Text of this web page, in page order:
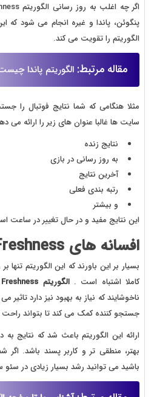
پنگوئن، پاندا و غیره انجام می شود که
الگوریتم را تقویت می کند.
مقاله مرتبط: الگوریتم پاندا
مثلا هنگامی که شما نتایج فوتبال را
سایت ها غالبا عنوان های زیر را ارائه می
نتایج زنده
به روز رسانی در بازی
آخرین نتایج
رتبه بندی فعلی
و بیشتر
این نتایج مفید و در حال تغییر در ساعت
افسانه های
بسیار بر این باورند که این الگوریتم تنها
کاملا اشتباه است .الگوریتم Freshness
ناخوشایند که نیاز به بهبود نیز دارد تاثیر
جستجو کننده کمک می کند تا بتواند
ارائه این الگوریتم باعث شد که نتایج
بهتر، منطقی تر و کاربر پسند باشد. اگر
باشید می توانید رشد بسیار زیادی در